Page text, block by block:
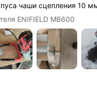
чаши сцепления 10
ENIFIELD MB600